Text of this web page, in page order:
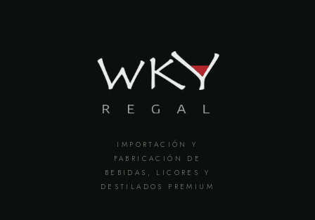
IMPORTACIÓN Y
FABRICACIÓN DE
BEBIDAS, LICORES Y
DESTILADOS PREMIUM